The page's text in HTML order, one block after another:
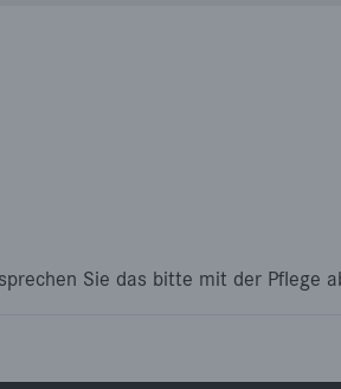
Sie das bitte mit der Pflege